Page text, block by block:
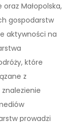
Małopolska,
gospodarstw
aktywności na
które
z
prowadzi